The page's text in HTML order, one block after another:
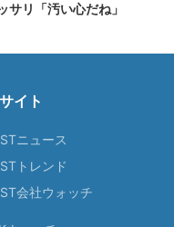
リ「汚い心だね」
イト
ニュース
トレンド
会社ウォッチ